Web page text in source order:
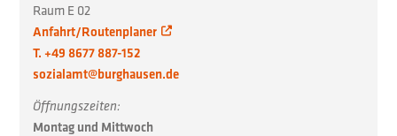
Raum E 02
Anfahrt/Routenplaner
T. +49 8677 887-152
sozialamt@burghausen.de
Öffnungszeiten:
Montag und Mittwoch